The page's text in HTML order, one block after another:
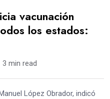
vacunación
los estados:
3 min read
López Obrador, indicó